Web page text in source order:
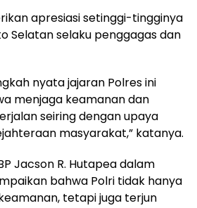
apresiasi setinggi-tingginya
Selatan selaku penggagas dan
nyata jajaran Polres ini
menjaga keamanan dan
seiring dengan upaya
masyarakat,” katanya.
Jacson R. Hutapea dalam
bahwa Polri tidak hanya
tetapi juga terjun